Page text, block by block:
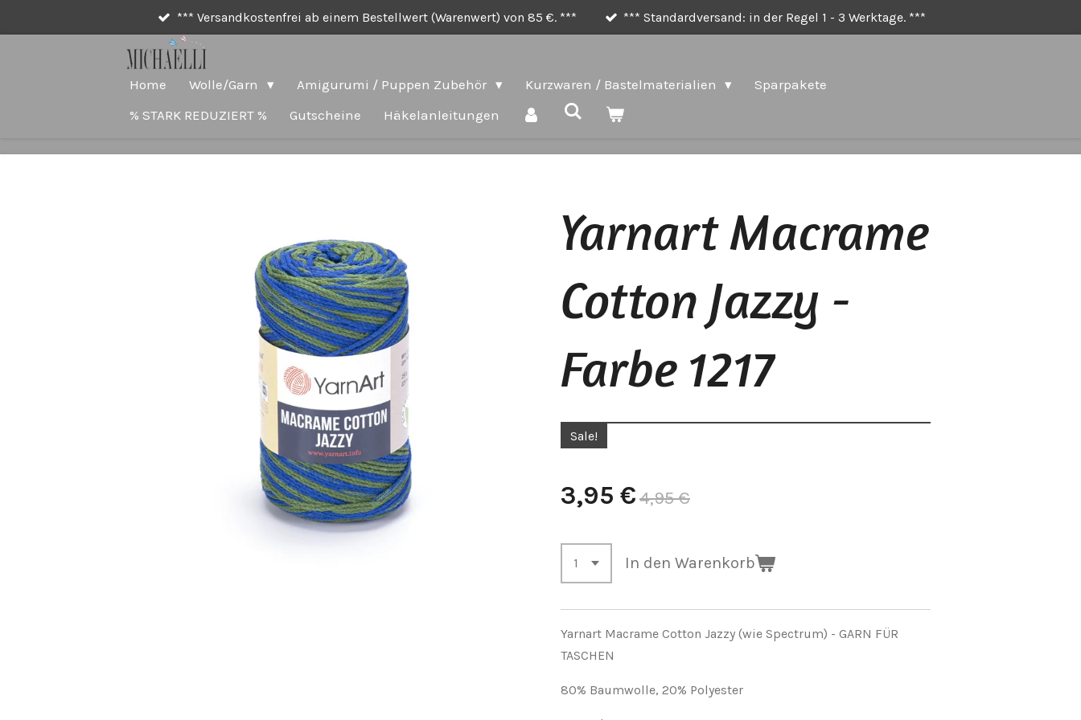
*** Versandkostenfrei ab einem Bestellwert (Warenwert) von 85 €. *** *** Standardversand: in der Regel 1 - 3 Werktage. ***
Home Wolle/Garn Amigurumi / Puppen Zubehör Kurzwaren / Bastelmaterialien
Sparpakete
% STARK REDUZIERT %
Gutscheine Häkelanleitungen
Yarnart Macrame
Cotton Jazzy -
Farbe 1217
Sale!
3,95 €4,95 €
In den Warenkorb
Yarnart Macrame Cotton Jazzy (wie Spectrum) - GARN FÜR
TASCHEN
80% Baumwolle, 20% Polyester